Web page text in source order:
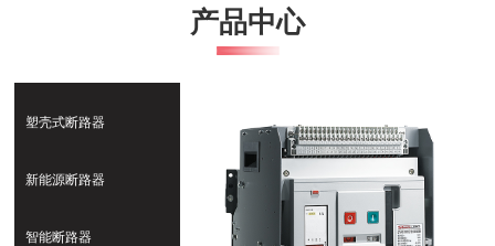
产品中心
塑壳式断路器
新能源断路器
智能断路器